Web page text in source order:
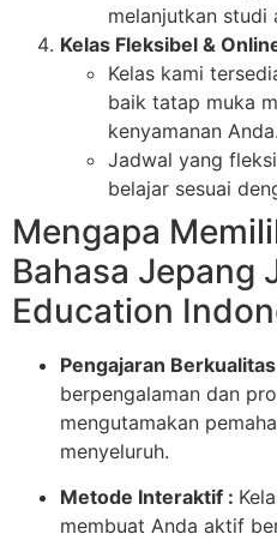
melanjutkan studi
Kelas Fleksibel &
Kelas kami
baik tatap muka
kenyamanan Anda.
Jadwal yang
belajar sesuai
Mengapa
Bahasa Jepang
Education
Pengajaran
berpengalaman dan
mengutamakan
menyeluruh.
Metode Interaktif :
membuat Anda aktif